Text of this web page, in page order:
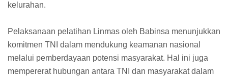
kelurahan.
Pelaksanaan pelatihan Linmas oleh Babinsa menunjukkan
komitmen TNI dalam mendukung keamanan nasional
melalui pemberdayaan potensi masyarakat. Hal ini juga
mempererat hubungan antara TNI dan masyarakat dalam